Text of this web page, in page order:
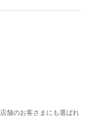
舗のお客さまにも選ばれ